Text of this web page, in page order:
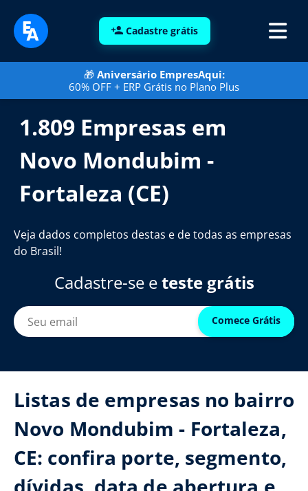
Cadastre grátis
🎁 Aniversário EmpresAqui:
60% OFF + ERP Grátis no Plano Plus
1.809 Empresas em
Novo Mondubim -
Fortaleza (CE)
Veja dados completos destas e de todas as empresas
do Brasil!
Cadastre-se eteste grátis
Comece Grátis
Listas de empresas no bairro
Novo Mondubim - Fortaleza,
CE: confira porte, segmento,